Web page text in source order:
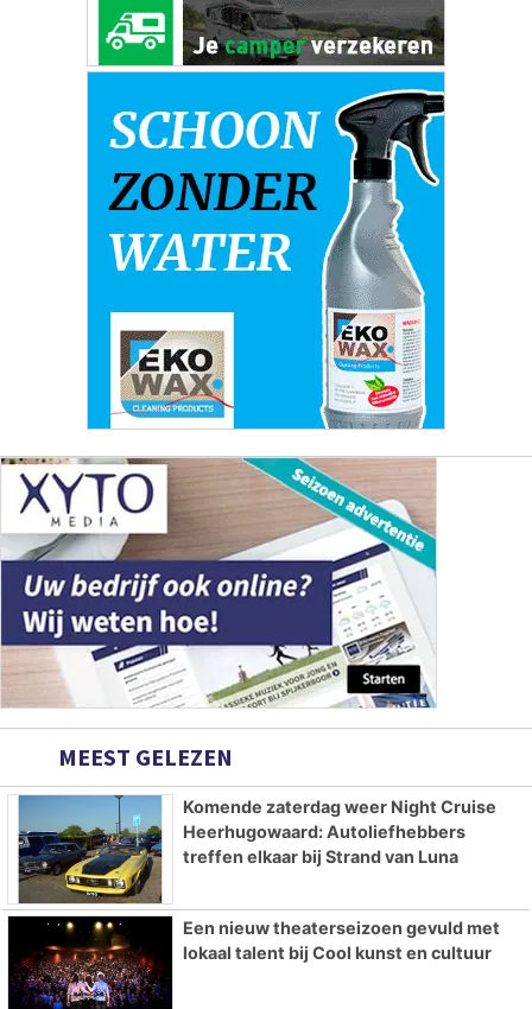
MEEST GELEZEN
Komende zaterdag weer Night Cruise
Heerhugowaard: Autoliefhebbers
treffen elkaar bij Strand van Luna
Een nieuw theaterseizoen gevuld met
lokaal talent bij Cool kunst en cultuur